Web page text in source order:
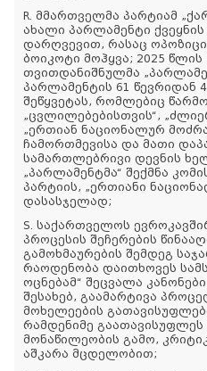
R. მმართველმა პარტიამ
ახალი პარლამენტი ქვეყნის
დარღვევით, რასაც
ბოიკოტი მოჰყვა; 2025
თვითდანიშნულმა
პარლამენტის 61 წევრიდან
შეწყვეტას, რომლებიც
„ცვლილებებისთვის“,
„ერთიან ნაციონალურ
ჩამორთმევისა და მათი
სამართლებრივი დევნის
„პარლამენტმა“ შექმნა
პარტიის, „ერთიანი
დასასჯელად;
S. საქართველოს
პროცესის შეჩერების
გამოხმაურების შემდეგ
რაოდენობა დაითხოვეს
ოცნებამ“ შეცვალა
შესახებ, გაამარტივა
მოხელეების
რამდენიმე გაათავისუფლეს
მონაწილეობის გამო,
აშკარა მცდელობით;